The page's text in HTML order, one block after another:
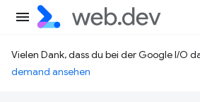
Vielen Dank, dass du bei der Google I/O
demand ansehen